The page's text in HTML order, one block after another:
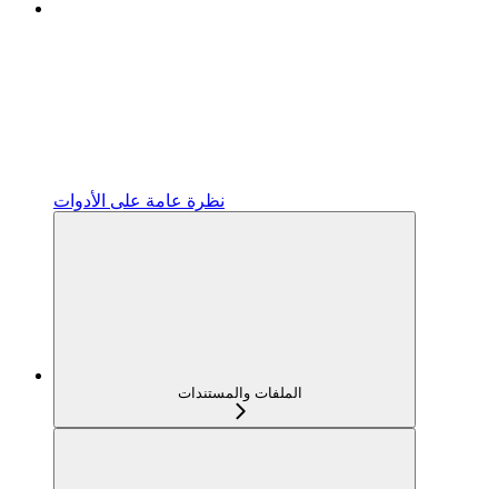
نظرة عامة على الأدوات
الملفات والمستندات